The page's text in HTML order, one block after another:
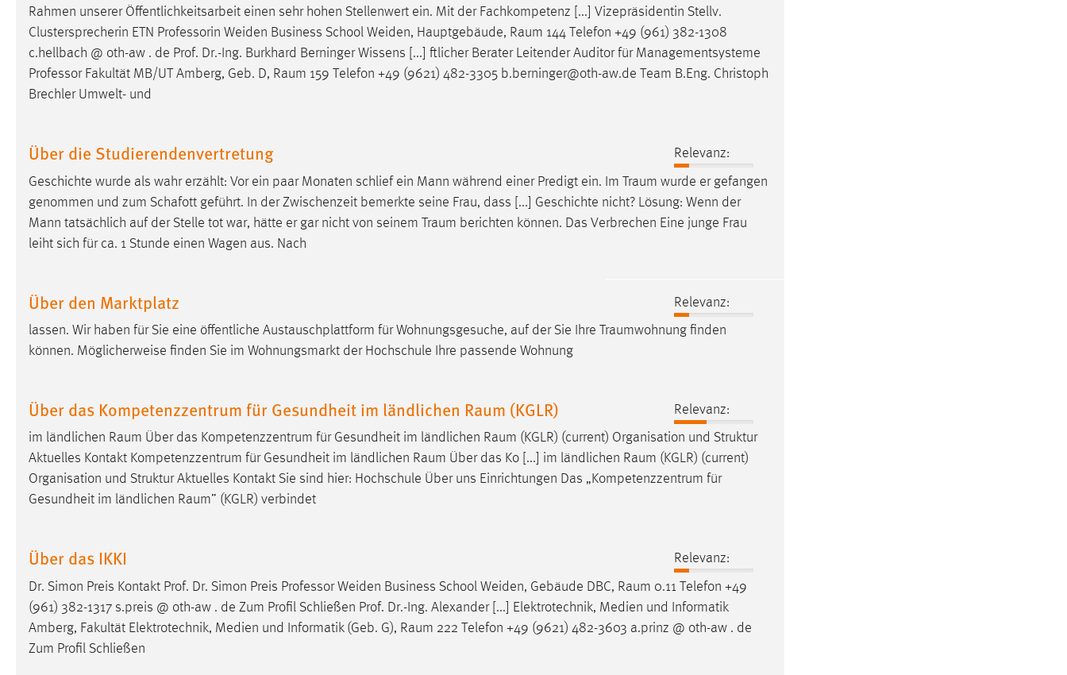
Rahmen unserer Öffentlichkeitsarbeit einen sehr hohen Stellenwert ein. Mit der Fachkompetenz [...] Vizepräsidentin Stellv.
Clustersprecherin ETN Professorin Weiden Business School Weiden, Hauptgebäude, Raum 144 Telefon +49 (961) 382-1308
c.hellbach @ oth-aw . de Prof. Dr.-Ing. Burkhard Berninger Wissens [...] ftlicher Berater Leitender Auditor für Managementsysteme
Professor Fakultät MB/UT Amberg, Geb. D, Raum 159 Telefon +49 (9621) 482-3305 b.berninger@oth-aw.de Team B.Eng. Christoph
Brechler Umwelt- und
Über die Studierendenvertretung
Relevanz:
Geschichte wurde als wahr erzählt: Vor ein paar Monaten schlief ein Mann während einer Predigt ein. Im Traum wurde er gefangen
genommen und zum Schafott geführt. In der Zwischenzeit bemerkte seine Frau, dass [...] Geschichte nicht? Lösung: Wenn der
Mann tatsächlich auf der Stelle tot war, hätte er gar nicht von seinem Traum berichten können. Das Verbrechen Eine junge Frau
leiht sich für ca. 1 Stunde einen Wagen aus. Nach
Über den Marktplatz
Relevanz:
lassen. Wir haben für Sie eine öffentliche Austauschplattform für Wohnungsgesuche, auf der Sie Ihre Traumwohnung finden
können. Möglicherweise finden Sie im Wohnungsmarkt der Hochschule Ihre passende Wohnung
Über das Kompetenzzentrum für Gesundheit im ländlichen Raum (KGLR)
Relevanz:
im ländlichen Raum Über das Kompetenzzentrum für Gesundheit im ländlichen Raum (KGLR) (current) Organisation und Struktur
Aktuelles Kontakt Kompetenzzentrum für Gesundheit im ländlichen Raum Über das Ko [...] im ländlichen Raum (KGLR) (current)
Organisation und Struktur Aktuelles Kontakt Sie sind hier: Hochschule Über uns Einrichtungen Das „Kompetenzzentrum für
Gesundheit im ländlichen Raum” (KGLR) verbindet
Über das IKKI
Relevanz:
Dr. Simon Preis Kontakt Prof. Dr. Simon Preis Professor Weiden Business School Weiden, Gebäude DBC, Raum 0.11 Telefon +49
(961) 382-1317 s.preis @ oth-aw . de Zum Profil Schließen Prof. Dr.-Ing. Alexander [...] Elektrotechnik, Medien und Informatik
Amberg, Fakultät Elektrotechnik, Medien und Informatik (Geb. G), Raum 222 Telefon +49 (9621) 482-3603 a.prinz @ oth-aw . de
Zum Profil Schließen
Cookie Laufzeit: Max. 13 Monate
MARKETING
hinweg verfolgen.
Google Ads
Name: _gcl_au
Cookie Laufzeit:
Name:
Anbieter: Facebook
Zweck: Conversion-Tracking
Cookie Laufzeit:
EXTERNE MEDIEN
Um Inhalte von Videoplattformen und Social Media
Plattformen anzeigen zu können, werden von diesen
externen Medien Cookies gesetzt.
YouTube